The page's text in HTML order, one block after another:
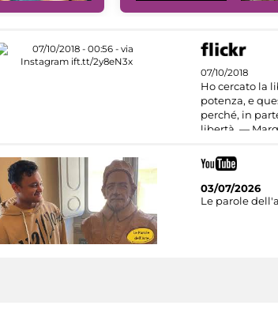
07/10/2018
Ho cercato la
potenza, e
perché, in
libertà. —
03/07/2026
Le parole